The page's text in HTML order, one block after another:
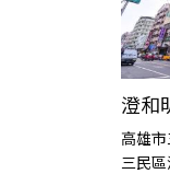
澄和
高雄
三民